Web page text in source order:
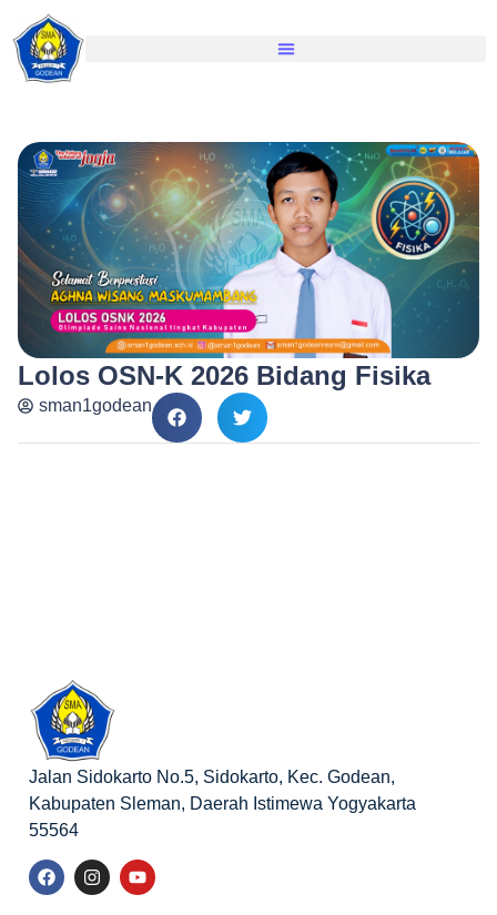
Lolos OSN-K 2026 Bidang Fisika
sman1godean
Jalan Sidokarto No.5, Sidokarto, Kec. Godean,
Kabupaten Sleman, Daerah Istimewa Yogyakarta
55564